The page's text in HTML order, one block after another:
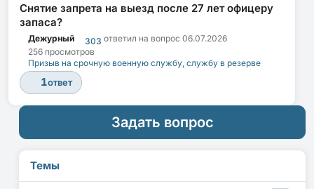
Снятие запрета на выезд после 27 лет офицеру
запаса?
Дежурный 303 ответил на вопрос 06.07.2026
256 просмотров
Призыв на срочную военную службу, службу в резерве
1ответ
Задать вопрос
Темы